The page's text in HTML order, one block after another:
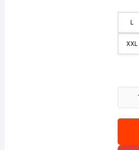
L
XXL
1
Pcs
Half
OXF